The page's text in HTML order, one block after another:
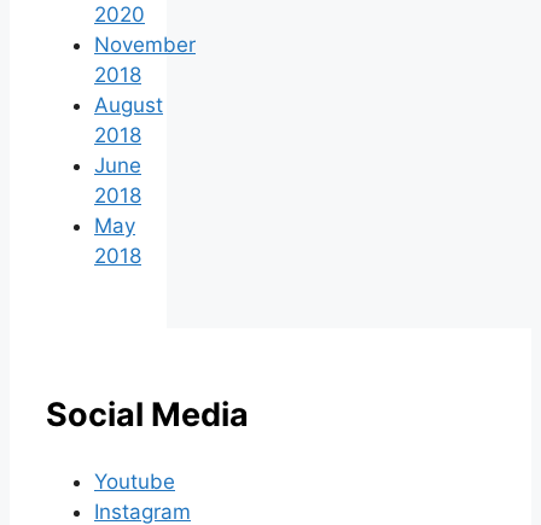
2020
November
2018
August
2018
June
2018
May
2018
Social Media
Youtube
Instagram